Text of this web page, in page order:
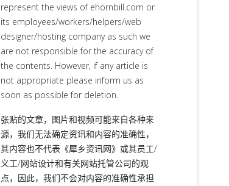
represent the views of ehornbill.com or
its employees/workers/helpers/web
designer/hosting company as such we
are not responsible for the accuracy of
the contents. However, if any article is
not appropriate please inform us as
soon as possible for deletion.
张贴的文章，图片和视频可能来自各种来
源，我们无法确定资讯和内容的准确性，
其内容也不代表《犀乡资讯网》或其员工/
义工/网站设计和有关网站托管公司的观
点，因此，我们不会对内容的准确性承担